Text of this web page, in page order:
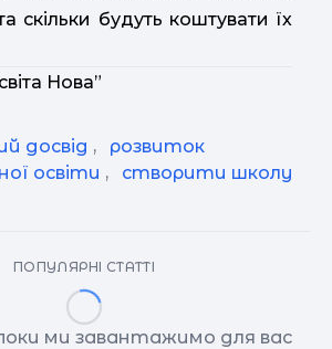
скільки будуть коштувати їх
Нова”
досвід ,
розвиток
освіти , створити школу
ПОПУЛЯРНІ СТАТТІ
ми завантажимо для вас